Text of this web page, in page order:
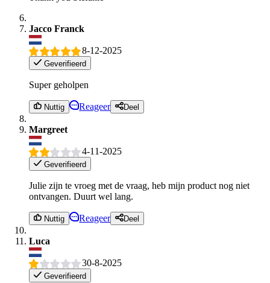
Jacco Franck
8-12-2025
Geverifieerd
Super geholpen
Nuttig Reageer Deel
Margreet
4-11-2025
Geverifieerd
Julie zijn te vroeg met de vraag, heb mijn product nog niet
ontvangen. Duurt wel lang.
Nuttig Reageer Deel
Luca
30-8-2025
Geverifieerd